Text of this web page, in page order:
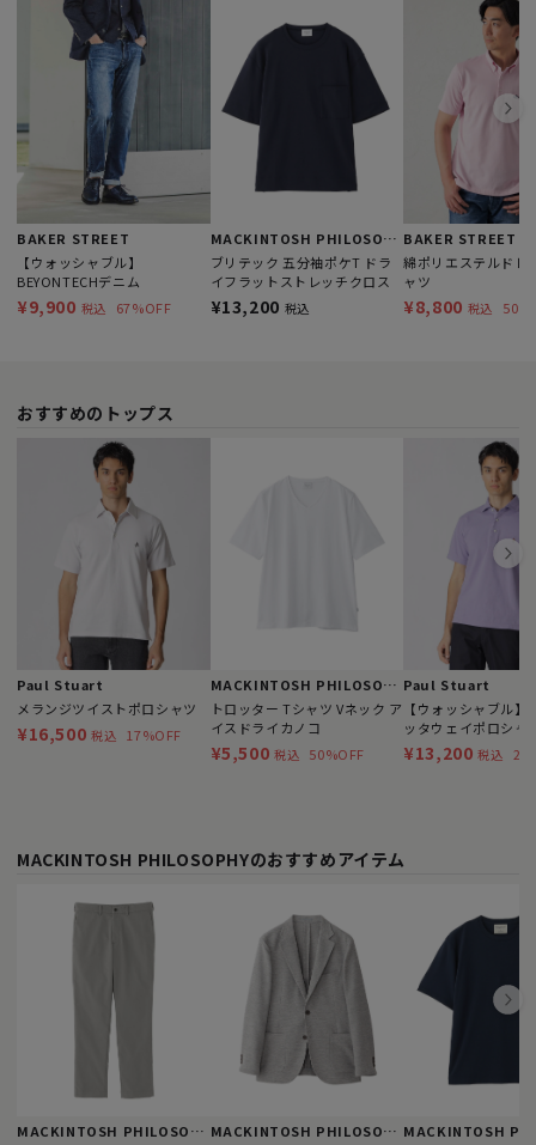
BAKER STREET
【ウォッシャブル】
BEYONTECHデニム
¥9,900 税込 67%OFF
MACKINTOSH PHILOSOPHY
ブリテック 五分袖ポケT ドラ
イフラットストレッチクロス
¥13,200 税込
BAKER STREET
綿ポリエステルドレ
ャツ
¥8,800 税込
おすすめのトップス
Paul Stuart
メランジツイストポロシャツ
¥16,500 税込 17%OFF
MACKINTOSH PHILOSOPHY
トロッター Tシャツ Vネック ア
イスドライカノコ
¥5,500 税込 50%OFF
Paul Stuart
【ウォッシャブル】
ッタウェイポロシャ
¥13,200 税込
MACKINTOSH PHILOSOPHYのおすすめアイテム
MACKINTOSH PHILOSOPHY
MACKINTOSH PHILOSOPHY